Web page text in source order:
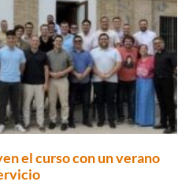
el curso con un verano